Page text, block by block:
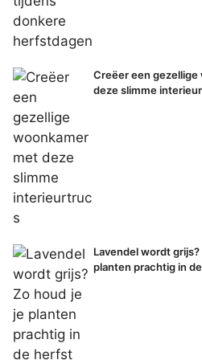
Creëer een
deze slimme
Lavendel wordt
planten prachtig in